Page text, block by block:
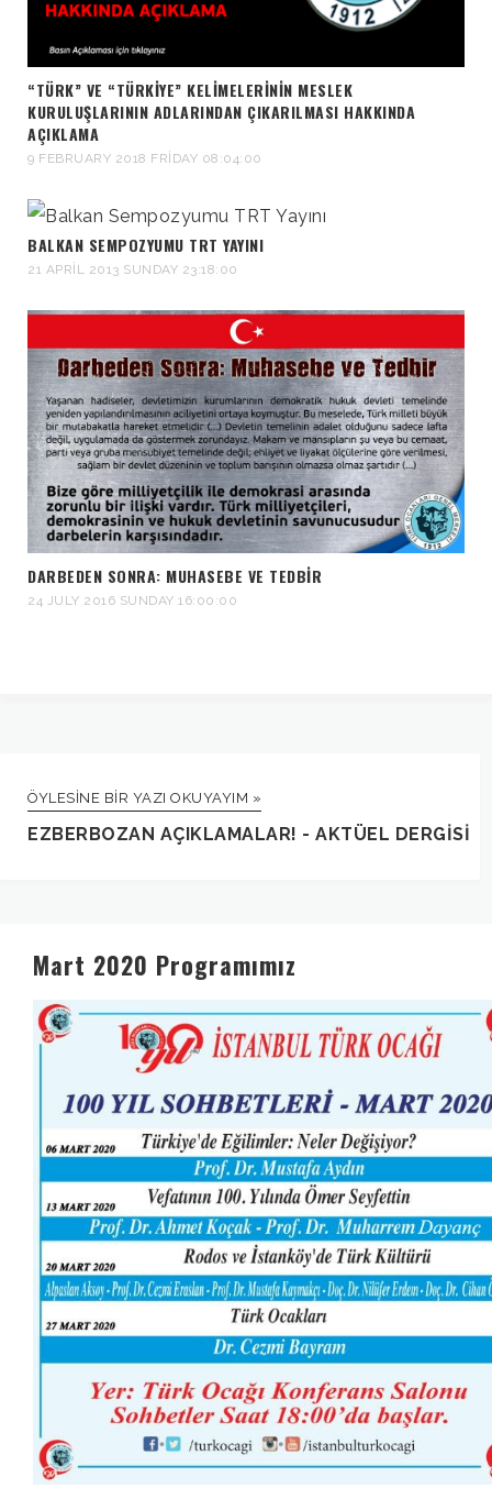
“TÜRK” VE “TÜRKIYE” KELIMELERININ MESLEK
KURULUŞLARININ ADLARINDAN ÇIKARILMASI HAKKINDA
AÇIKLAMA
9 FEBRUARY 2018 FRIDAY 08:04:00
BALKAN SEMPOZYUMU TRT YAYINI
21 APRIL 2013 SUNDAY 23:18:00
DARBEDEN SONRA: MUHASEBE VE TEDBIR
24 JULY 2016 SUNDAY 16:00:00
ÖYLESINE BIR YAZI OKUYAYIM »
EZBERBOZAN AÇIKLAMALAR! - AKTÜEL DERGISI
Mart 2020 Programımız